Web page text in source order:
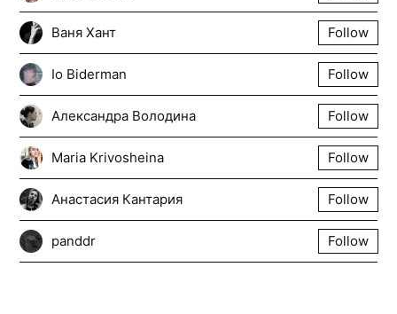
Ваня Хант Follow
Io Biderman Follow
Александра Володина Follow
Maria Krivosheina Follow
Анастасия Кантария Follow
panddr Follow